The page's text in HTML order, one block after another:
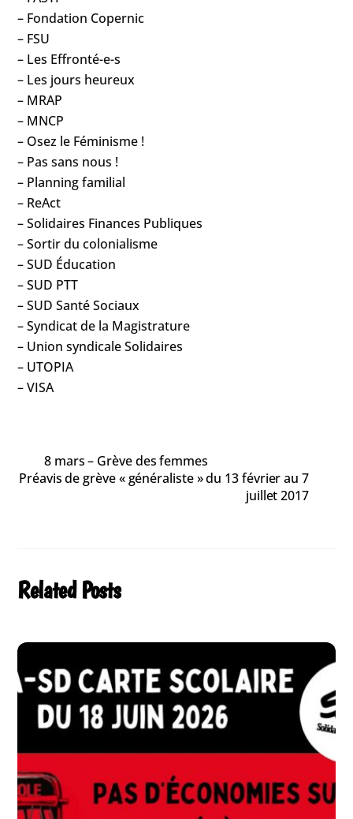
– Fondation Copernic
– FSU
– Les Effronté-e-s
– Les jours heureux
– MRAP
– MNCP
– Osez le Féminisme !
– Pas sans nous !
– Planning familial
– ReAct
– Solidaires Finances Publiques
– Sortir du colonialisme
– SUD Éducation
– SUD PTT
– SUD Santé Sociaux
– Syndicat de la Magistrature
– Union syndicale Solidaires
– UTOPIA
– VISA
8 mars – Grève des femmes
Préavis de grève « généraliste » du 13 février au 7
juillet 2017
Related Posts